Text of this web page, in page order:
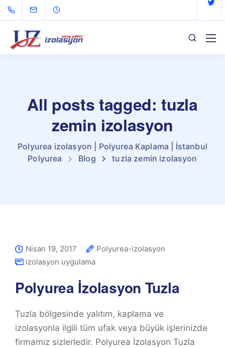
All posts tagged: tuzla
zemin izolasyon
Polyurea izolasyon | Polyurea Kaplama | İstanbul
Polyurea
Blog tuzla zemin izolasyon
Nisan 19, 2017
Polyurea-izolasyon
izolasyon uygulama
Polyurea İzolasyon Tuzla
Tuzla bölgesinde yalıtım, kaplama ve
izolasyonla ilgili tüm ufak veya büyük işlerinizde
firmamız sizlerledir. Polyurea İzolasyon Tuzla